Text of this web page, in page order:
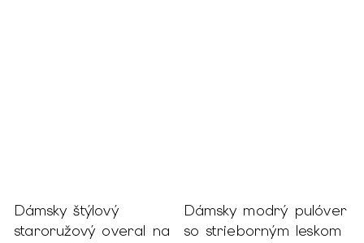
Dámsky štýlový
staroružový overal na
Dámsky modrý pulóver
so strieborným leskom